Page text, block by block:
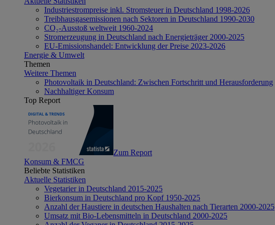
Industriestrompreise inkl. Stromsteuer in Deutschland 1998-2026
Treibhausgasemissionen nach Sektoren in Deutschland 1990-2030
CO₂-Ausstoß weltweit 1960-2024
Stromerzeugung in Deutschland nach Energieträger 2000-2025
EU-Emissionshandel: Entwicklung der Preise 2023-2026
Energie & Umwelt
Themen
Weitere Themen
Photovoltaik in Deutschland: Zwischen Fortschritt und Herausforderung
Nachhaltiger Konsum
Top Report
Zum Report
Konsum & FMCG
Beliebte Statistiken
Aktuelle Statistiken
Vegetarier in Deutschland 2015-2025
Bierkonsum in Deutschland pro Kopf 1950-2025
Anzahl der Haustiere in deutschen Haushalten nach Tierarten 2000-2025
Umsatz mit Bio-Lebensmitteln in Deutschland 2000-2025